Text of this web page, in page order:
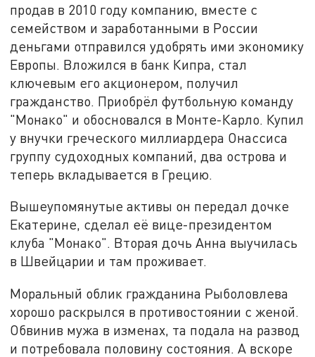
продав в 2010 году компанию, вместе с
семейством и заработанными в России
деньгами отправился удобрять ими экономику
Европы. Вложился в банк Кипра, стал
ключевым его акционером, получил
гражданство. Приобрёл футбольную команду
"Монако" и обосновался в Монте-Карло. Купил
у внучки греческого миллиардера Онассиса
группу судоходных компаний, два острова и
теперь вкладывается в Грецию.
Вышеупомянутые активы он передал дочке
Екатерине, сделал её вице-президентом
клуба "Монако". Вторая дочь Анна выучилась
в Швейцарии и там проживает.
Моральный облик гражданина Рыболовлева
хорошо раскрылся в противостоянии с женой.
Обвинив мужа в изменах, та подала на развод
и потребовала половину состояния. А вскоре